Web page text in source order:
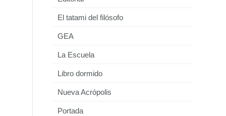
El tatami del filósofo
GEA
La Escuela
Libro dormido
Nueva Acrópolis
Portada